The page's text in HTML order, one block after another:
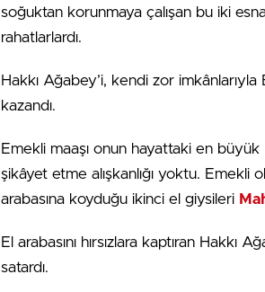
soğuktan korunmaya çalışan bu iki
rahatlarlardı.
Hakkı Ağabey’i, kendi zor
kazandı.
Emekli maaşı onun hayattaki en büyük
şikâyet etme alışkanlığı yoktu. Emekli
arabasına koyduğu ikinci el giysileri
El arabasını hırsızlara kaptıran
satardı.